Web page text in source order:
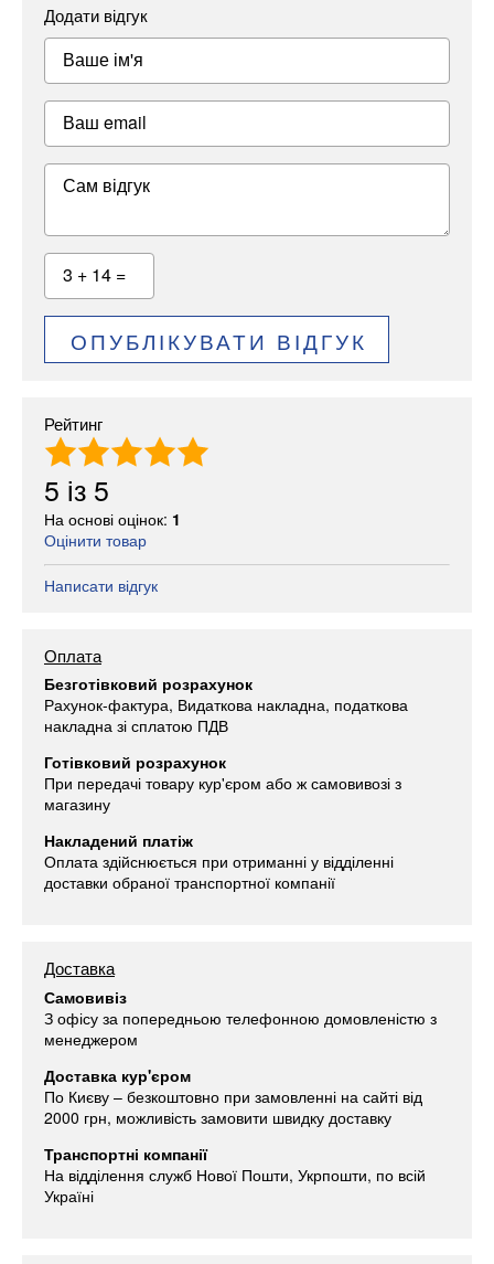
Додати відгук
Ваше ім'я
Ваш email
Сам відгук
3 + 14 =
ОПУБЛІКУВАТИ ВІДГУК
Рейтинг
5 із 5
На основі оцінок: 1
Оцінити товар
Написати відгук
Оплата
Безготівковий розрахунок
Рахунок-фактура, Видаткова накладна, податкова
накладна зі сплатою ПДВ
Готівковий розрахунок
При передачі товару кур'єром або ж самовивозі з
магазину
Накладений платіж
Оплата здійснюється при отриманні у відділенні
доставки обраної транспортної компанії
Доставка
Самовивіз
З офісу за попередньою телефонною домовленістю з
менеджером
Доставка кур'єром
По Києву – безкоштовно при замовленні на сайті від
2000 грн, можливість замовити швидку доставку
Транспортні компанії
На відділення служб Нової Пошти, Укрпошти, по всій
Україні